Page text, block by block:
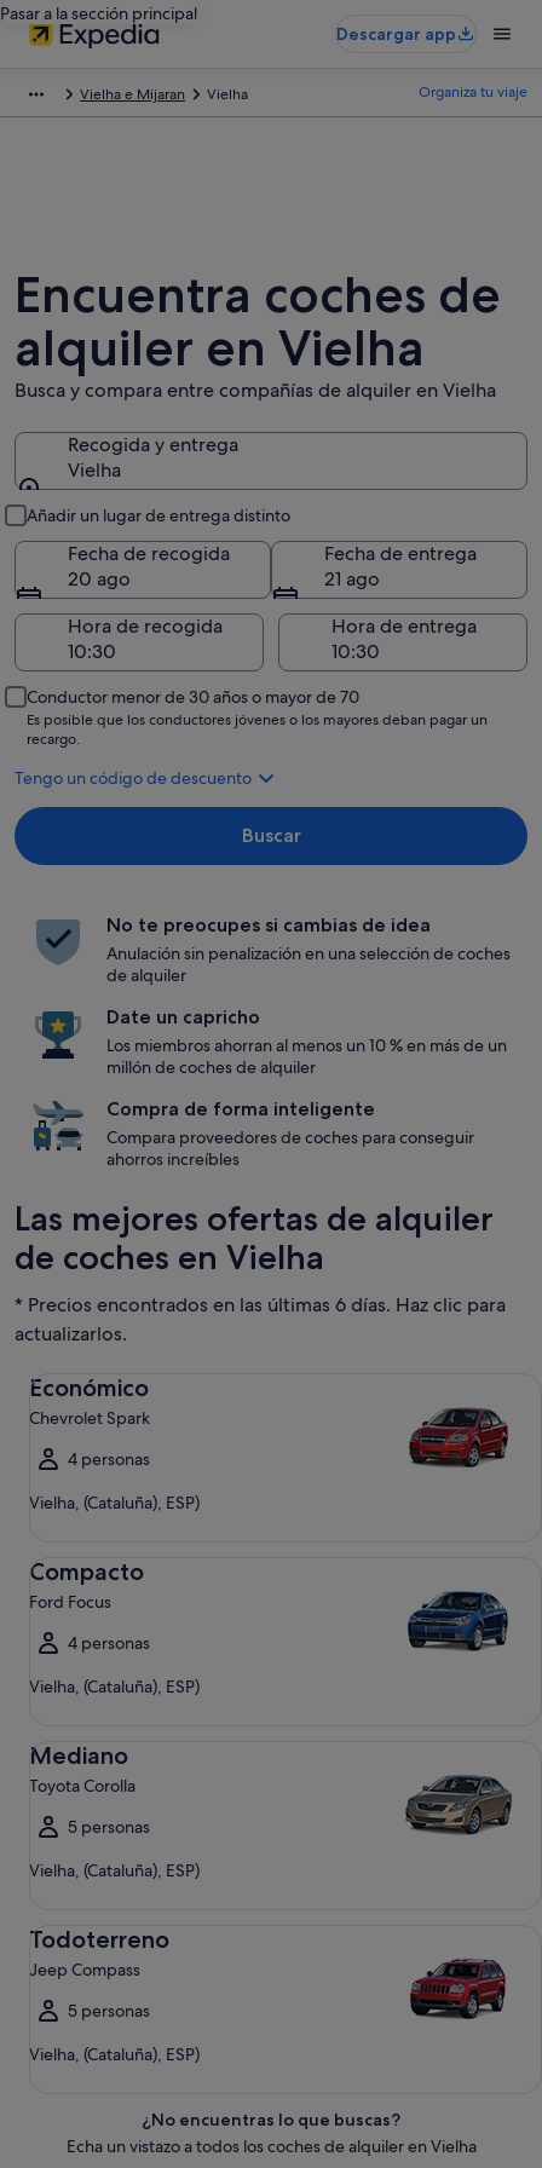
Pasar a la sección principal
Descargar app
Vielha e Mijaran Vielha Organiza tu viaje
Encuentra coches de
alquiler en Vielha
Busca y compara entre compañías de alquiler en Vielha
Recogida y entrega
Vielha
Añadir un lugar de entrega distinto
Fecha de recogida
20 ago
Fecha de entrega
21 ago
Hora de recogida
Hora de entrega
Conductor menor de 30 años o mayor de 70
Es posible que los conductores jóvenes o los mayores deban pagar un
recargo.
Tengo un código de descuento
Buscar
No te preocupes si cambias de idea
Anulación sin penalización en una selección de coches
de alquiler
Date un capricho
Los miembros ahorran al menos un 10 % en más de un
millón de coches de alquiler
Compra de forma inteligente
Compara proveedores de coches para conseguir
ahorros increíbles
Las mejores ofertas de alquiler
de coches en Vielha
* Precios encontrados en las últimas 6 días. Haz clic para
actualizarlos.
Económico
Chevrolet Spark
4 personas
Vielha, (Cataluña), ESP)
Compacto
Ford Focus
4 personas
Vielha, (Cataluña), ESP)
Mediano
Toyota Corolla
5 personas
Vielha, (Cataluña), ESP)
Todoterreno
Jeep Compass
5 personas
Vielha, (Cataluña), ESP)
¿No encuentras lo que buscas?
Echa un vistazo a todos los coches de alquiler en Vielha